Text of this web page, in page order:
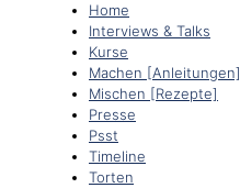
Home
Interviews & Talks
Kurse
Machen [Anleitungen]
Mischen [Rezepte]
Presse
Psst
Timeline
Torten